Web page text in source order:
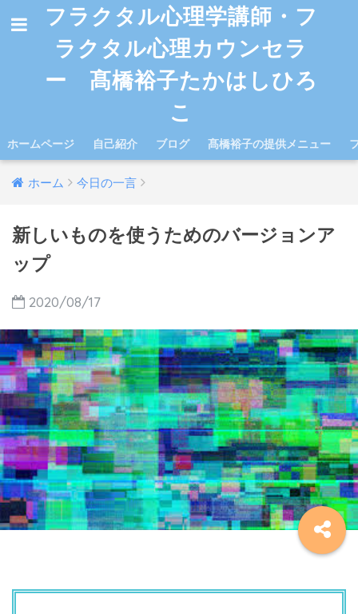
フラクタル心理学講師・フ
ラクタル心理カウンセラ
ー 髙橋裕子たかはしひろ
こ
ホームページ 自己紹介 ブログ 髙橋裕子の提供メニュー
ホーム 今日の一言
新しいものを使うためのバージョンア
ップ
2020/08/17